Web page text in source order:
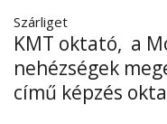
Szárliget
KMT oktató, a
nehézségek
című képzés